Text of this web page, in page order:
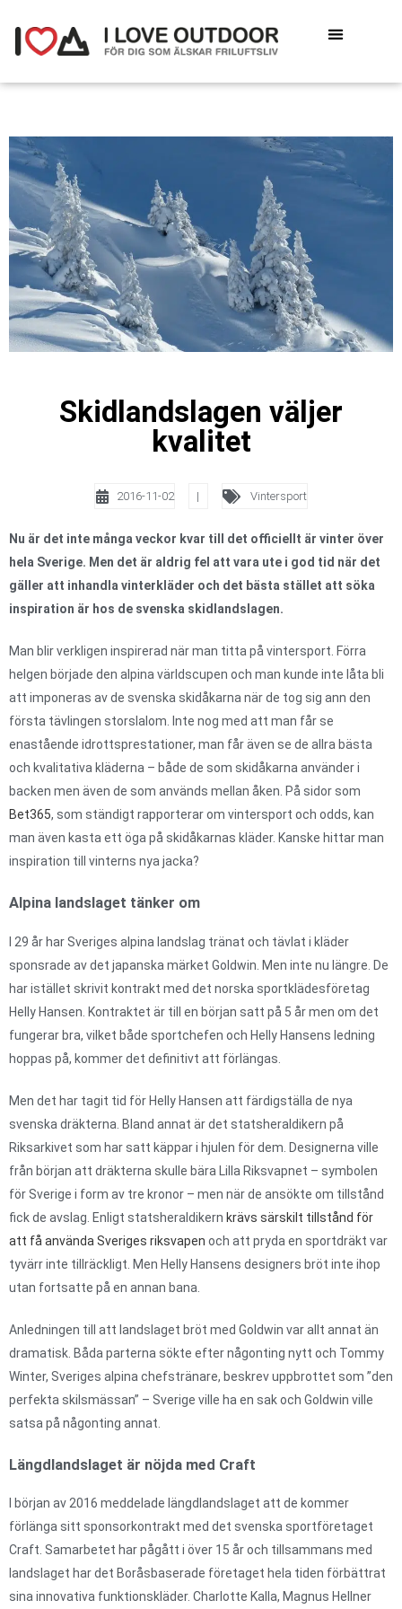
Skidlandslagen väljer
kvalitet
2016-11-02 | Vintersport
Nu är det inte många veckor kvar till det officiellt är vinter över
hela Sverige. Men det är aldrig fel att vara ute i god tid när det
gäller att inhandla vinterkläder och det bästa stället att söka
inspiration är hos de svenska skidlandslagen.
Man blir verkligen inspirerad när man titta på vintersport. Förra
helgen började den alpina världscupen och man kunde inte låta bli
att imponeras av de svenska skidåkarna när de tog sig ann den
första tävlingen storslalom. Inte nog med att man får se
enastående idrottsprestationer, man får även se de allra bästa
och kvalitativa kläderna – både de som skidåkarna använder i
backen men även de som används mellan åken. På sidor som
Bet365, som ständigt rapporterar om vintersport och odds, kan
man även kasta ett öga på skidåkarnas kläder. Kanske hittar man
inspiration till vinterns nya jacka?
Alpina landslaget tänker om
I 29 år har Sveriges alpina landslag tränat och tävlat i kläder
sponsrade av det japanska märket Goldwin. Men inte nu längre. De
har istället skrivit kontrakt med det norska sportklädesföretag
Helly Hansen. Kontraktet är till en början satt på 5 år men om det
fungerar bra, vilket både sportchefen och Helly Hansens ledning
hoppas på, kommer det definitivt att förlängas.
Men det har tagit tid för Helly Hansen att färdigställa de nya
svenska dräkterna. Bland annat är det statsheraldikern på
Riksarkivet som har satt käppar i hjulen för dem. Designerna ville
från början att dräkterna skulle bära Lilla Riksvapnet – symbolen
för Sverige i form av tre kronor – men när de ansökte om tillstånd
fick de avslag. Enligt statsheraldikern krävs särskilt tillstånd för
att få använda Sveriges riksvapen och att pryda en sportdräkt var
tyvärr inte tillräckligt. Men Helly Hansens designers bröt inte ihop
utan fortsatte på en annan bana.
Anledningen till att landslaget bröt med Goldwin var allt annat än
dramatisk. Båda parterna sökte efter någonting nytt och Tommy
Winter, Sveriges alpina chefstränare, beskrev uppbrottet som ”den
perfekta skilsmässan” – Sverige ville ha en sak och Goldwin ville
satsa på någonting annat.
Längdlandslaget är nöjda med Craft
I början av 2016 meddelade längdlandslaget att de kommer
förlänga sitt sponsorkontrakt med det svenska sportföretaget
Craft. Samarbetet har pågått i över 15 år och tillsammans med
landslaget har det Boråsbaserade företaget hela tiden förbättrat
sina innovativa funktionskläder. Charlotte Kalla, Magnus Hellner